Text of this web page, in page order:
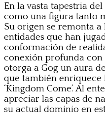
En la vasta tapestria del
como una figura tanto
Su origen se remonta a
entidades que han
conformación de
conexión profunda con
otorga a Gog un aura
que también enriquece
‘Kingdom Come’. Al
apreciar las capas de
su actual dominio en